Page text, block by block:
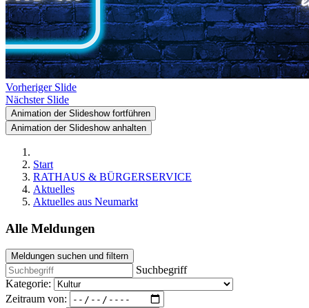
Vorheriger Slide
Nächster Slide
Animation der Slideshow fortführen
Animation der Slideshow anhalten
Start
RATHAUS & BÜRGERSERVICE
Aktuelles
Aktuelles aus Neumarkt
Alle Meldungen
Meldungen suchen und filtern
Suchbegriff
Kategorie:
Zeitraum von: